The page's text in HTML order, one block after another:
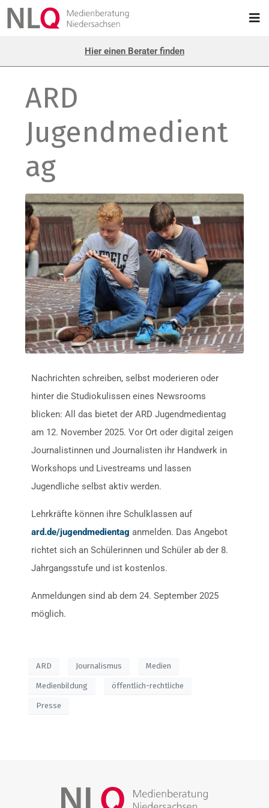
Hier einen Berater finden
ARD
Jugendmedient
ag
Nachrichten schreiben, selbst moderieren oder
hinter die Studiokulissen eines Newsrooms
blicken: All das bietet der ARD Jugendmedientag
am 12. November 2025. Vor Ort oder digital zeigen
Journalistinnen und Journalisten ihr Handwerk in
Workshops und Livestreams und lassen
Jugendliche selbst aktiv werden.
Lehrkräfte können ihre Schulklassen auf
ard.de/jugendmedientag anmelden. Das Angebot
richtet sich an Schülerinnen und Schüler ab der 8.
Jahrgangsstufe und ist kostenlos.
Anmeldungen sind ab dem 24. September 2025
möglich.
ARD Journalismus Medien
Medienbildung öffentlich-rechtliche
Presse